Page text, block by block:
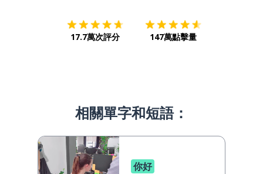
17.7萬次評分 147萬點擊量
相關單字和短語：
你好